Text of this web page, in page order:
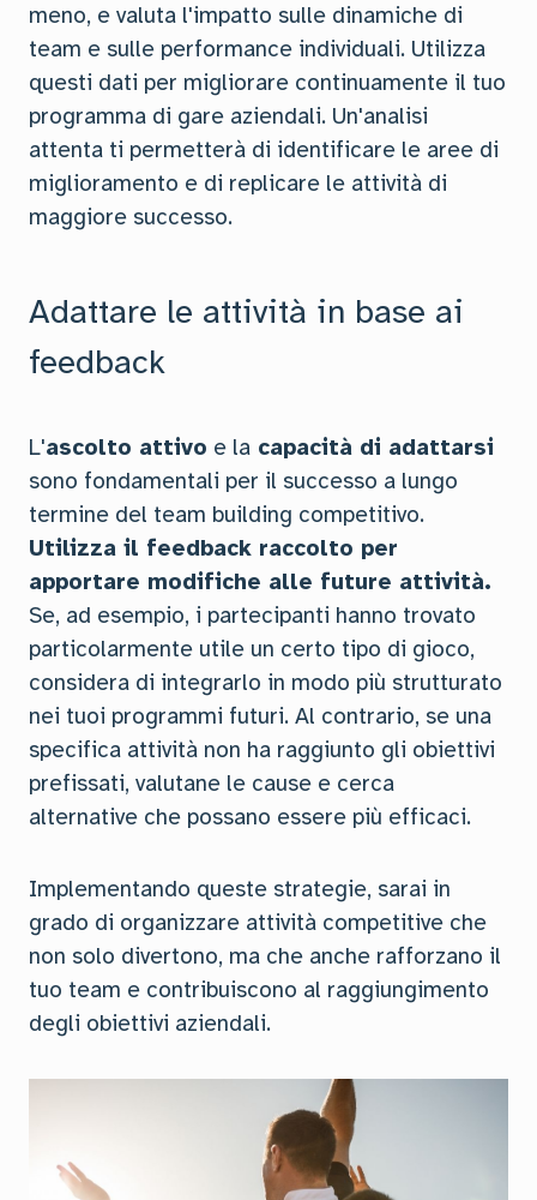
meno, e valuta l'impatto sulle dinamiche di
team e sulle performance individuali. Utilizza
questi dati per migliorare continuamente il tuo
programma di gare aziendali. Un'analisi
attenta ti permetterà di identificare le aree di
miglioramento e di replicare le attività di
maggiore successo.
Adattare le attività in base ai
feedback
L'ascolto attivo e la capacità di adattarsi
sono fondamentali per il successo a lungo
termine del team building competitivo.
Utilizza il feedback raccolto per
apportare modifiche alle future attività.
Se, ad esempio, i partecipanti hanno trovato
particolarmente utile un certo tipo di gioco,
considera di integrarlo in modo più strutturato
nei tuoi programmi futuri. Al contrario, se una
specifica attività non ha raggiunto gli obiettivi
prefissati, valutane le cause e cerca
alternative che possano essere più efficaci.
Implementando queste strategie, sarai in
grado di organizzare attività competitive che
non solo divertono, ma che anche rafforzano il
tuo team e contribuiscono al raggiungimento
degli obiettivi aziendali.